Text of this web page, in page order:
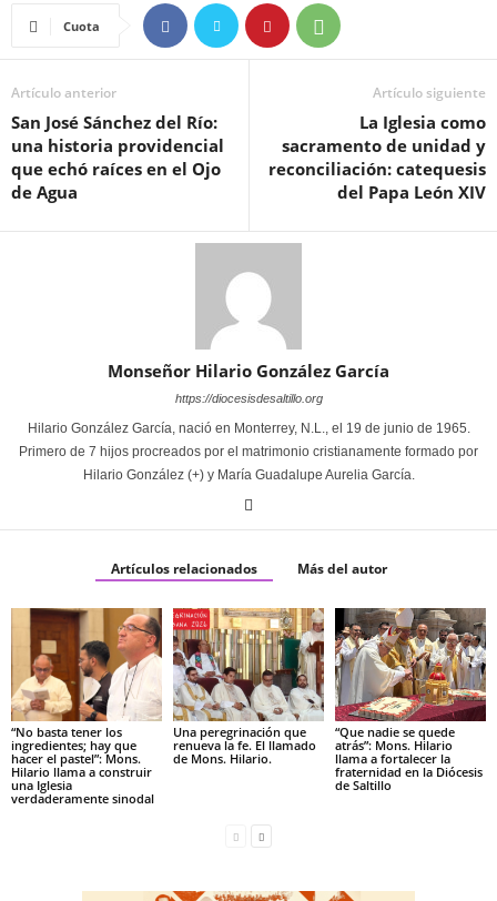
Cuota
Artículo anterior
San José Sánchez del Río:
una historia providencial
que echó raíces en el Ojo
de Agua
Artículo siguiente
La Iglesia como
sacramento de unidad y
reconciliación: catequesis
del Papa León XIV
Monseñor Hilario González García
https://diocesisdesaltillo.org
Hilario González García, nació en Monterrey, N.L., el 19 de junio de 1965.
Primero de 7 hijos procreados por el matrimonio cristianamente formado por
Hilario González (+) y María Guadalupe Aurelia García.
Artículos relacionados Más del autor
“No basta tener los
ingredientes; hay que
hacer el pastel”: Mons.
Hilario llama a construir
una Iglesia
verdaderamente sinodal
Una peregrinación que
renueva la fe. El llamado
de Mons. Hilario.
“Que nadie se quede
atrás”: Mons. Hilario
llama a fortalecer la
fraternidad en la Diócesis
de Saltillo